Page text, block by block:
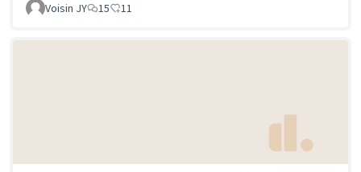
Voisin JY 15 11